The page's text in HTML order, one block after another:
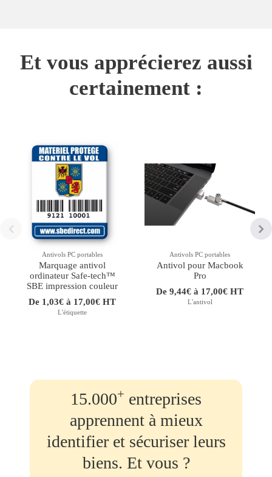
Et vous apprécierez aussi
certainement :
Antivols PC portables
Marquage antivol
ordinateur Safe-tech™
SBE impression couleur
De 1,03€ à 17,00€ HT
L'étiquette
Antivols PC portables
Antivol pour Macbook
Pro
De 9,44€ à 17,00€ HT
L'antivol
15.000+ entreprises
apprennent à mieux
identifier et sécuriser leurs
biens. Et vous ?